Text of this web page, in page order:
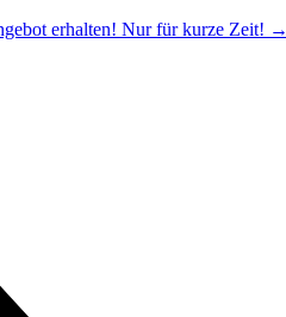
erhalten! Nur für kurze Zeit! →